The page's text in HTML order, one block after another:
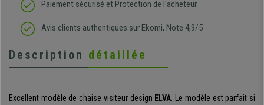
Paiement sécurisé et Protection de l'acheteur
Avis clients authentiques sur Ekomi, Note 4,9/5
Description détaillée
Excellent modèle de chaise visiteur design ELVA. Le modèle est parfait si